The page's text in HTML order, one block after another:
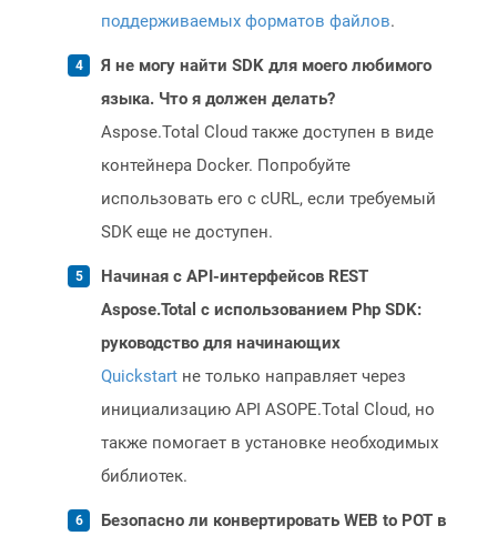
поддерживаемых форматов файлов.
Я не могу найти SDK для моего любимого
языка. Что я должен делать?
Aspose.Total Cloud также доступен в виде
контейнера Docker. Попробуйте
использовать его с cURL, если требуемый
SDK еще не доступен.
Начиная с API-интерфейсов REST
Aspose.Total с использованием Php SDK:
руководство для начинающих
Quickstart не только направляет через
инициализацию API ASOPE.Total Cloud, но
также помогает в установке необходимых
библиотек.
Безопасно ли конвертировать WEB to POT в